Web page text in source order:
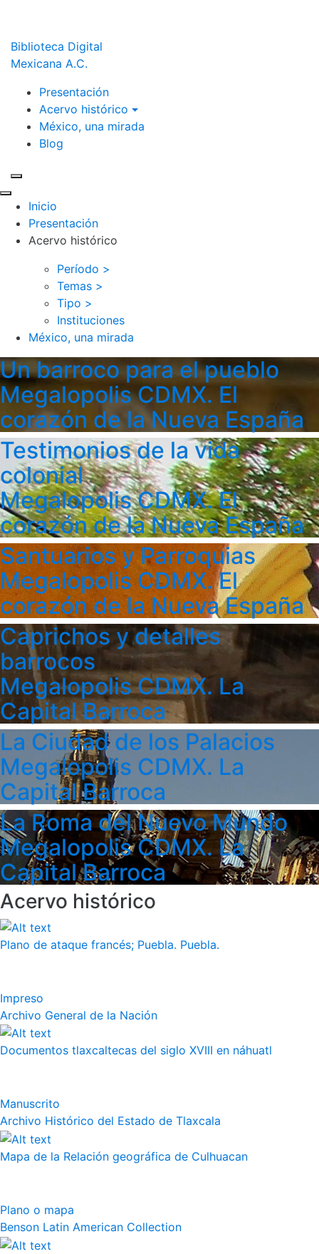
Biblioteca Digital
Mexicana A.C.
Presentación
Acervo histórico
México, una mirada
Blog
Inicio
Presentación
Acervo histórico
Período >
Temas >
Tipo >
Instituciones
México, una mirada
Un barroco para el pueblo
Megalopolis CDMX. El
corazón de la Nueva España
Testimonios de la vida
colonial
Megalopolis CDMX. El
corazón de la Nueva España
Santuarios y Parroquias
Megalopolis CDMX. El
corazón de la Nueva España
Caprichos y detalles
barrocos
Megalopolis CDMX. La
Capital Barroca
La Ciudad de los Palacios
Megalopolis CDMX. La
Capital Barroca
La Roma del Nuevo Mundo
Megalopolis CDMX. La
Capital Barroca
Acervo histórico
Plano de ataque francés; Puebla. Puebla.
Impreso
Archivo General de la Nación
Documentos tlaxcaltecas del siglo XVIII en náhuatl
Manuscrito
Archivo Histórico del Estado de Tlaxcala
Mapa de la Relación geográfica de Culhuacan
Plano o mapa
Benson Latin American Collection